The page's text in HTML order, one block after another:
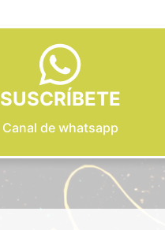
SUSCRÍBETE
Canal de whatsapp